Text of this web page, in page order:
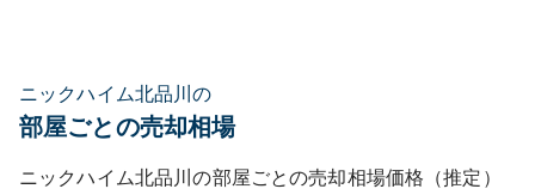
ニックハイム北品川の
部屋ごとの売却相場
ニックハイム北品川の部屋ごとの売却相場価格（推定）